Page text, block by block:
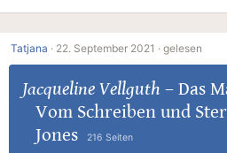
Tatjana · 22. September 2021 · gelesen
Jacqueline Vellguth – Das
Vom Schreiben und
Jones
216 Seiten